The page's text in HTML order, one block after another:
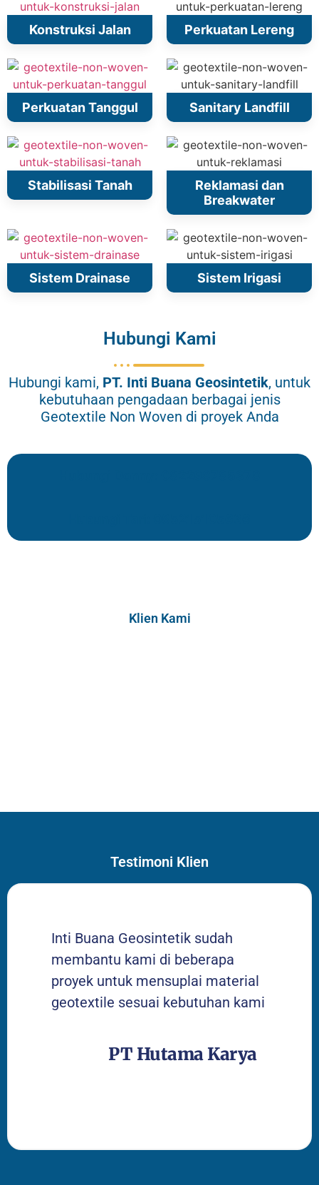
Konstruksi Jalan Perkuatan Lereng
Perkuatan Tanggul Sanitary Landfill
Stabilisasi Tanah
Reklamasi dan
Breakwater
Sistem Drainase Sistem Irigasi
Hubungi Kami
Hubungi kami, PT. Inti Buana Geosintetik, untuk
kebutuhaan pengadaan berbagai jenis
Geotextile Non Woven di proyek Anda
Klien Kami
Testimoni Klien
Inti Buana Geosintetik sudah
membantu kami di beberapa
proyek untuk mensuplai material
geotextile sesuai kebutuhan kami
PT Hutama Karya